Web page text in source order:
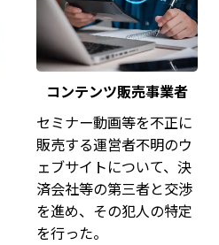
コンテンツ販売事業者
セミナー動画等を不正に
販売する運営者不明のウ
ェブサイトについて、決
済会社等の第三者と交渉
を進め、その犯人の特定
を行った。